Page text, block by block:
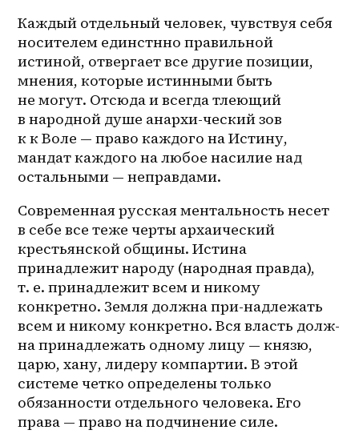
Каждый отдельный человек, чувствуя себя
носителем единстнно правильной
истиной, отвергает все другие позиции,
мнения, которые истинными быть
не могут. Отсюда и всегда тлеющий
в народной душе анархи-ческий зов
к к Воле — право каждого на Истину,
мандат каждого на любое насилие над
остальными — неправдами.
Современная русская ментальность несет
в себе все теже черты архаический
крестьянской общины. Истина
принадлежит народу (народная правда),
т. е. принадлежит всем и никому
конкретно. Земля должна при-надлежать
всем и никому конкретно. Вся власть долж-
на принадлежать одному лицу — князю,
царю, хану, лидеру компартии. В этой
системе четко определены только
обязанности отдельного человека. Его
права — право на подчинение силе.